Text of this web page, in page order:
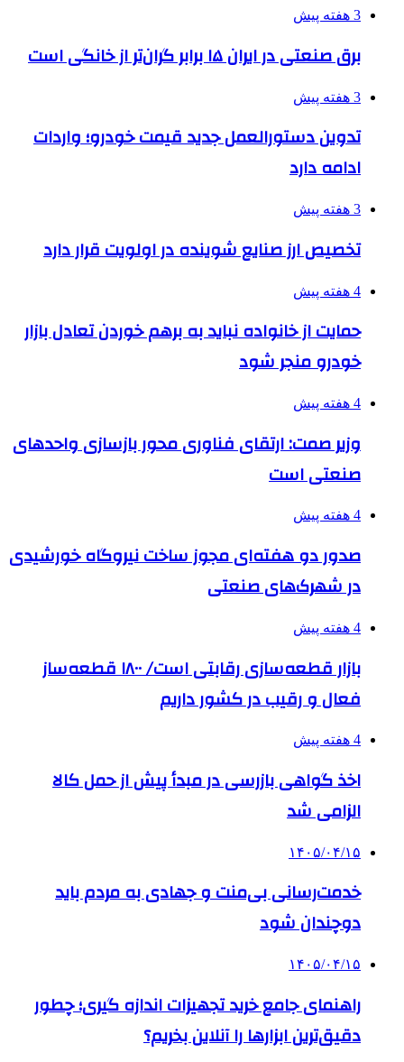
3 هفته پیش
برق صنعتی در ایران ۱۵ برابر گران‌تر از خانگی است
3 هفته پیش
تدوین دستورالعمل جدید قیمت خودرو؛ واردات
ادامه دارد
3 هفته پیش
تخصیص ارز صنایع شوینده در اولویت قرار دارد
4 هفته پیش
حمایت از خانواده نباید به برهم خوردن تعادل بازار
خودرو منجر شود
4 هفته پیش
وزیر صمت: ارتقای فناوری محور بازسازی واحدهای
صنعتی است
4 هفته پیش
صدور دو هفته‌ای مجوز ساخت نیروگاه خورشیدی
در شهرک‌های صنعتی
4 هفته پیش
بازار قطعه‌سازی رقابتی است/ ۱۸۰۰ قطعه‌ساز
فعال و رقیب در کشور داریم
4 هفته پیش
اخذ گواهی بازرسی در مبدأ پیش از حمل کالا
الزامی شد
۱۴۰۵/۰۴/۱۵
خدمت‌رسانی بی‌منت و جهادی به مردم باید
دوچندان شود
۱۴۰۵/۰۴/۱۵
راهنمای جامع خرید تجهیزات اندازه گیری؛ چطور
دقیق‌ترین ابزارها را آنلاین بخریم؟